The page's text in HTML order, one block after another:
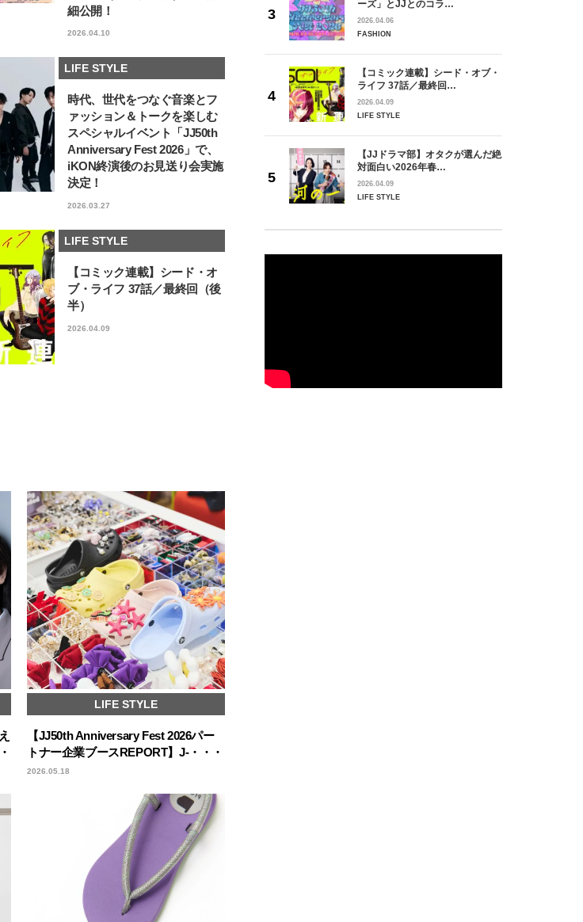
細公開！
2026.04.10
LIFE STYLE
時代、世代をつなぐ音楽とフ
ァッション＆トークを楽しむ
スペシャルイベント「JJ50th
Anniversary Fest 2026」で、
iKON終演後のお見送り会実施
決定！
2026.03.27
LIFE STYLE
【コミック連載】シード・オ
ブ・ライフ 37話／最終回（後
半）
2026.04.09
LIFE STYLE
【JJ50th Anniversary Fest 2026パー
トナー企業ブースREPORT】J-・・・
2026.05.18
ーズ」とJJとのコラ…
2026.04.06
FASHION
【コミック連載】シード・オブ・
ライフ 37話／最終回…
2026.04.09
LIFE STYLE
【JJドラマ部】オタクが選んだ絶
対面白い2026年春…
2026.04.09
LIFE STYLE